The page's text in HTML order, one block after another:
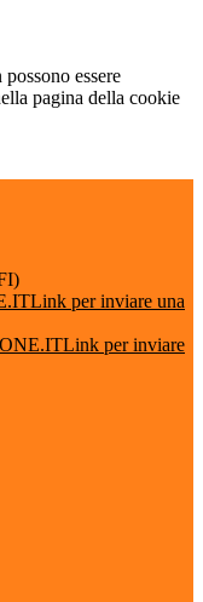
essere
pagina della cookie
Link per inviare una
Link per inviare